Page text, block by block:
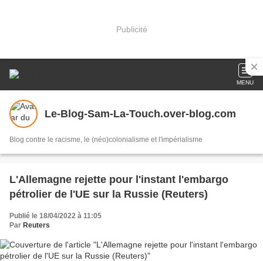
Publicité
MENU
Le-Blog-Sam-La-Touch.over-blog.com
Blog contre le racisme, le (néo)colonialisme et l'impérialisme
L'Allemagne rejette pour l'instant l'embargo
pétrolier de l'UE sur la Russie (Reuters)
Publié le 18/04/2022 à 11:05
Par Reuters